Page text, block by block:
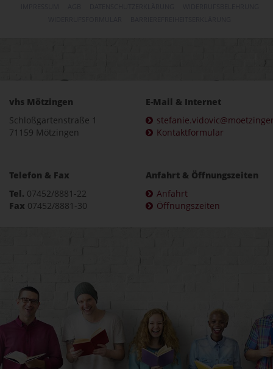
vhs Mötzingen
Schloßgartenstraße 1
71159 Mötzingen
E-Mail & Internet
Kontaktformular
Telefon & Fax
Tel. 07452/8881-22
Fax 07452/8881-30
Anfahrt & Öffnungszeiten
Anfahrt
Öffnungszeiten